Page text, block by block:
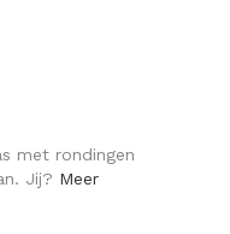
met rondingen
Jij? Meer